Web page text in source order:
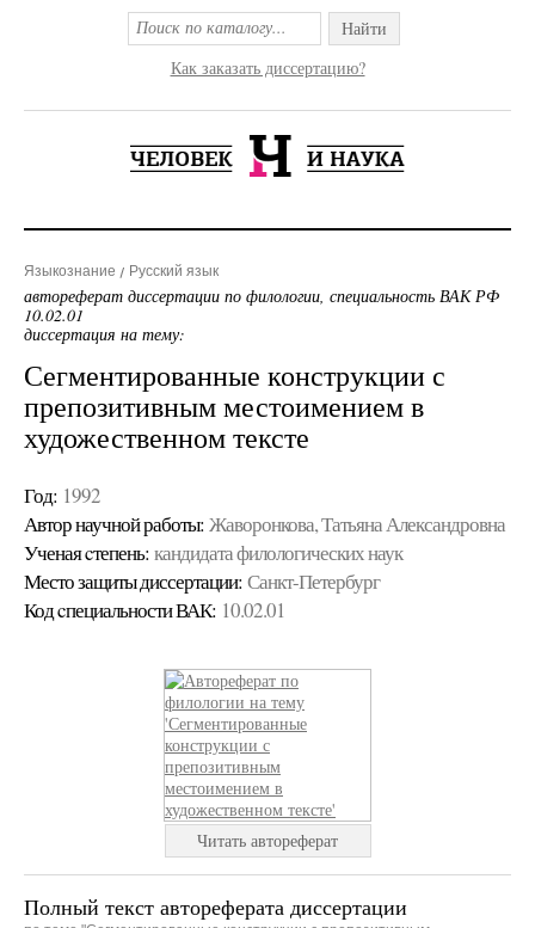
Найти
Как заказать диссертацию?
Языкознание Русский язык
автореферат диссертации по филологии, специальность ВАК РФ
10.02.01
диссертация на тему:
Сегментированные конструкции с
препозитивным местоимением в
художественном тексте
Год: 1992
Автор научной работы: Жаворонкова, Татьяна Александровна
Ученая cтепень: кандидата филологических наук
Место защиты диссертации: Санкт-Петербург
Код cпециальности ВАК: 10.02.01
Читать автореферат
Полный текст автореферата диссертации